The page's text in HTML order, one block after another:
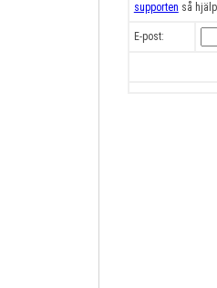
supporten så
E-post: